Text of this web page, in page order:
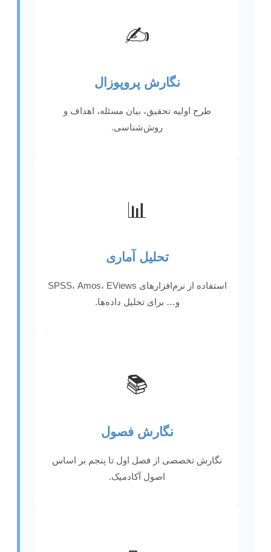
✍️
نگارش پروپوزال
طرح اولیه تحقیق، بیان مسئله، اهداف و
روش‌شناسی.
📊
تحلیل آماری
استفاده از نرم‌افزارهای SPSS، Amos، EViews
و… برای تحلیل داده‌ها.
📚
نگارش فصول
نگارش تخصصی از فصل اول تا پنجم بر اساس
اصول آکادمیک.